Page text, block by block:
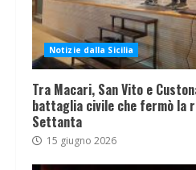
Notizie dalla Sicilia
Tra Macari, San Vito e
battaglia civile che fermò la
Settanta
15 giugno 2026